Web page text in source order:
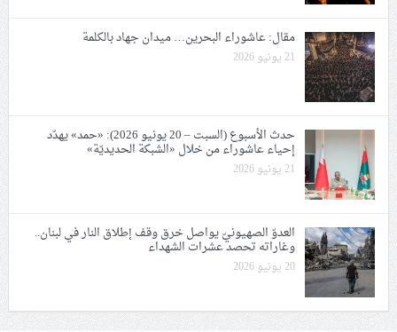
مقال: عاشوراء البحرين… ميدان جهاد بالكلمة
21 يونيو 2026
حدث الأسبوع (السبت – 20 يونيو 2026): «حمد» يهدّد
إحياء عاشوراء من خلال «الشبكة الحديديّة»
21 يونيو 2026
العدوّ الصهيونيّ يواصل خرق وقف إطلاق النار في لبنان..
وغاراته تحصد عشرات الشهداء
20 يونيو 2026